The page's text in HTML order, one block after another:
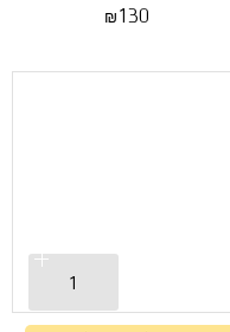
₪ 130